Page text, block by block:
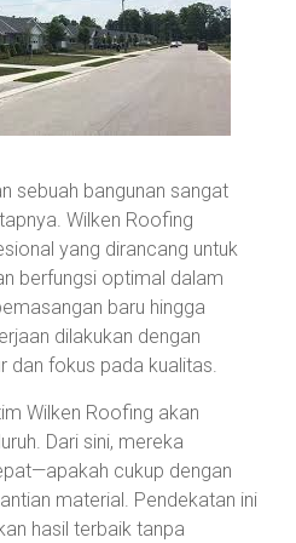
sebuah bangunan sangat
Wilken Roofing
yang dirancang untuk
berfungsi optimal dalam
baru hingga
dilakukan dengan
dan fokus pada kualitas.
Wilken Roofing akan
Dari sini, mereka
cukup dengan
material. Pendekatan ini
hasil terbaik tanpa